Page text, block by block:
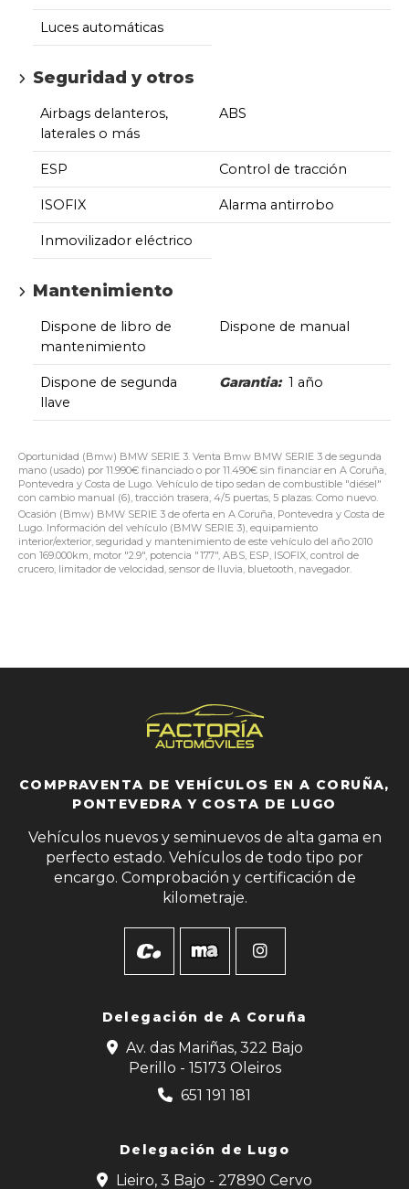
Luces automáticas
Seguridad y otros
Airbags delanteros,
laterales o más
ABS
ESP Control de tracción
ISOFIX Alarma antirrobo
Inmovilizador eléctrico
Mantenimiento
Dispone de libro de
mantenimiento
Dispone de manual
Dispone de segunda
llave
Garantia: 1 año
Oportunidad (Bmw) BMW SERIE 3. Venta Bmw BMW SERIE 3 de segunda
mano (usado) por 11.990€ financiado o por 11.490€ sin financiar en A Coruña,
Pontevedra y Costa de Lugo. Vehículo de tipo sedan de combustible "diésel"
con cambio manual (6), tracción trasera, 4/5 puertas, 5 plazas. Como nuevo.
Ocasión (Bmw) BMW SERIE 3 de oferta en A Coruña, Pontevedra y Costa de
Lugo. Información del vehículo (BMW SERIE 3), equipamiento
interior/exterior, seguridad y mantenimiento de este vehículo del año 2010
con 169.000km, motor "2.9", potencia "177", ABS, ESP, ISOFIX, control de
crucero, limitador de velocidad, sensor de lluvia, bluetooth, navegador.
COMPRAVENTA DE VEHÍCULOS EN A CORUÑA,
PONTEVEDRA Y COSTA DE LUGO
Vehículos nuevos y seminuevos de alta gama en
perfecto estado. Vehículos de todo tipo por
encargo. Comprobación y certificación de
kilometraje.
Delegación deA Coruña
Av. das Mariñas, 322 Bajo
Perillo - 15173 Oleiros
651 191 181
Delegación de Lugo
Lieiro, 3 Bajo - 27890 Cervo